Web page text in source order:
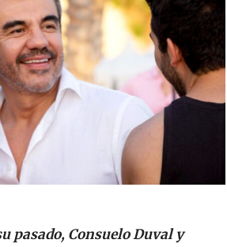
pasado, Consuelo Duval y